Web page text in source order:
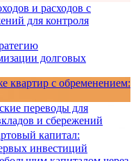
и расходов с
для контроля
долговых
квартир с обременением:
переводы для
и сбережений
капитал:
инвестиций